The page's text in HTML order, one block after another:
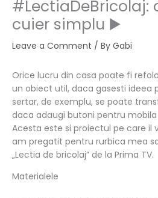
#LectiaDeBricolaj:
cuier simplu ▶️
Leave a Comment / By Gabi
Orice lucru din casa poate fi
un obiect util, daca gasesti ideea
sertar, de exemplu, se poate
daca adaugi butoni pentru
Acesta este si proiectul pe care il
am pregatit pentru rurbica mea
„Lectia de bricolaj” de la Prima TV.
Materialele